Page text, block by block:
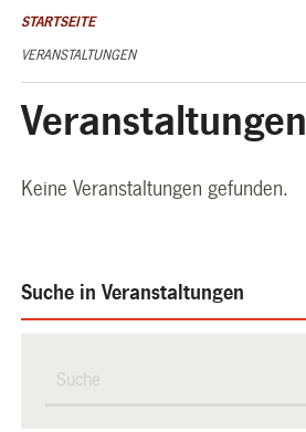
ÜBER UNS
STARTSEITE
VERANSTALTUNGEN
Veranstaltungen
Keine Veranstaltungen gefunden.
Suche in Veranstaltungen